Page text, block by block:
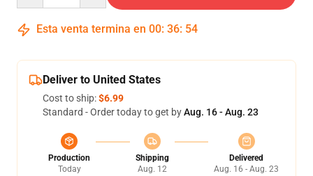
Esta venta termina en 00: 36: 53
Deliver to United States
Cost to ship:$6.99
Standard - Order today to get byAug. 16 - Aug. 23
Production
Today
Shipping
Aug. 12
Delivered
Aug. 16 - Aug. 23